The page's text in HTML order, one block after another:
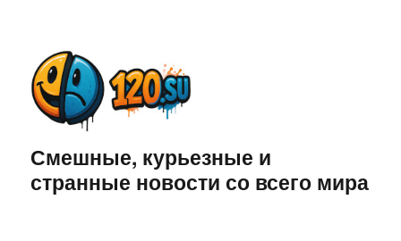
Смешные, курьезные и
странные новости со всего мира